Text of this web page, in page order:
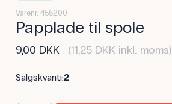
Varenr. 455200
Papplade til spole
9,00 DKK (11,25 DKK inkl. moms)
Salgskvanti:2